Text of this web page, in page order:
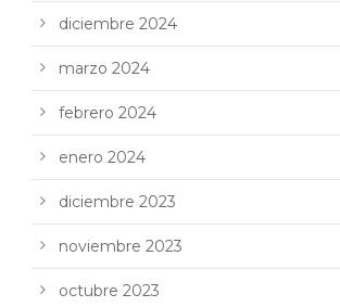
diciembre 2024
marzo 2024
febrero 2024
enero 2024
diciembre 2023
noviembre 2023
octubre 2023